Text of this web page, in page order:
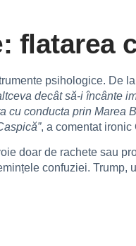
flatarea
psihologice. De
decât să-i încânte
conducta prin Marea
, a comentat ironic
doar de rachete sau
confuziei. Trump,